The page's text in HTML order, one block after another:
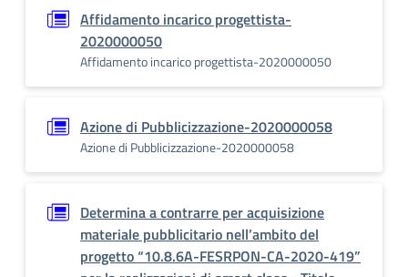
Affidamento incarico progettista-
2020000050
Affidamento incarico progettista-2020000050
Azione di Pubblicizzazione-2020000058
Azione di Pubblicizzazione-2020000058
Determina a contrarre per acquisizione
materiale pubblicitario nell’ambito del
progetto “10.8.6A-FESRPON-CA-2020-419”